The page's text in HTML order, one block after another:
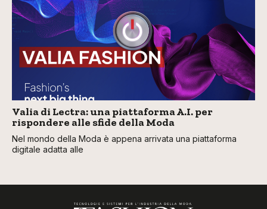
Valia di Lectra: una piattaforma A.I. per
rispondere alle sfide della Moda
Nel mondo della Moda è appena arrivata una piattaforma
digitale adatta alle